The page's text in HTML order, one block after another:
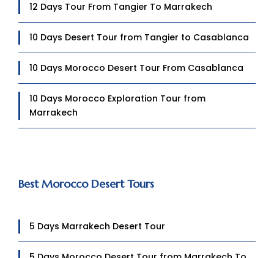
12 Days Tour From Tangier To Marrakech
10 Days Desert Tour from Tangier to Casablanca
10 Days Morocco Desert Tour From Casablanca
10 Days Morocco Exploration Tour from
Marrakech
Best Morocco Desert Tours
5 Days Marrakech Desert Tour